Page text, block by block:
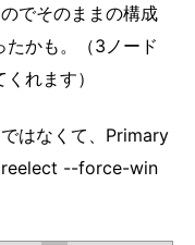
でそのままの構成
たかも。（3ノード
れます）
はなくて、Primary
reelect --force-win